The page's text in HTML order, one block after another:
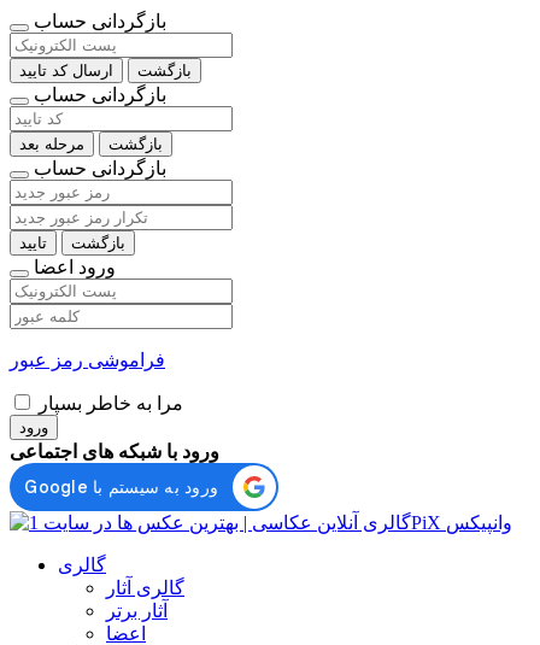
بازگردانی حساب
ارسال کد تایید بازگشت
بازگردانی حساب
مرحله بعد بازگشت
بازگردانی حساب
تایید بازگشت
ورود اعضا
فراموشی رمز عبور
مرا به خاطر بسپار
ورود
ورود با شبکه های اجتماعی
گالری
گالری آثار
آثار برتر
اعضا